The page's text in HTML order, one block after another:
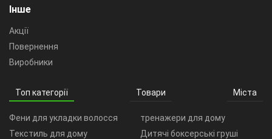
Інше
Акції
Повернення
Виробники
Топ категорії Товари Міста
Фени для укладки волосся
Текстиль для дому
тренажери для дому
Дитячі боксерські груші